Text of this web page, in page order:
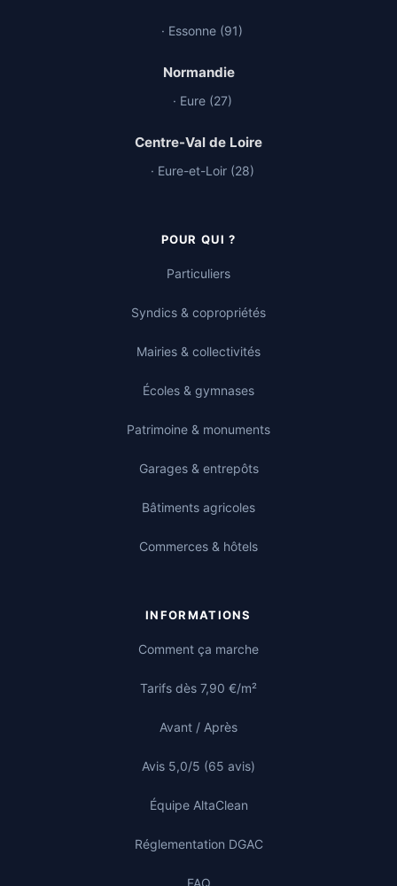
· Essonne (91)
Normandie
· Eure (27)
Centre-Val de Loire
· Eure-et-Loir (28)
POUR QUI ?
Particuliers
Syndics & copropriétés
Mairies & collectivités
Écoles & gymnases
Patrimoine & monuments
Garages & entrepôts
Bâtiments agricoles
Commerces & hôtels
INFORMATIONS
Comment ça marche
Tarifs dès 7,90 €/m²
Avant / Après
Avis 5,0/5 (65 avis)
Équipe AltaClean
Réglementation DGAC
FAQ